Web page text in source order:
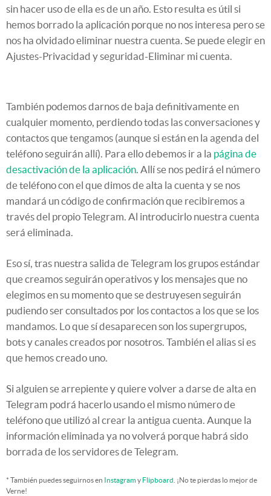
sin hacer uso de ella es de un año. Esto resulta es útil si
hemos borrado la aplicación porque no nos interesa pero se
nos ha olvidado eliminar nuestra cuenta. Se puede elegir en
Ajustes-Privacidad y seguridad-Eliminar mi cuenta.
También podemos darnos de baja definitivamente en
cualquier momento, perdiendo todas las conversaciones y
contactos que tengamos (aunque si están en la agenda del
teléfono seguirán allí). Para ello debemos ir a la página de
desactivación de la aplicación. Allí se nos pedirá el número
de teléfono con el que dimos de alta la cuenta y se nos
mandará un código de confirmación que recibiremos a
través del propio Telegram. Al introducirlo nuestra cuenta
será eliminada.
Eso sí, tras nuestra salida de Telegram los grupos estándar
que creamos seguirán operativos y los mensajes que no
elegimos en su momento que se destruyesen seguirán
pudiendo ser consultados por los contactos a los que se los
mandamos. Lo que sí desaparecen son los supergrupos,
bots y canales creados por nosotros. También el alias si es
que hemos creado uno.
Si alguien se arrepiente y quiere volver a darse de alta en
Telegram podrá hacerlo usando el mismo número de
teléfono que utilizó al crear la antigua cuenta. Aunque la
información eliminada ya no volverá porque habrá sido
borrada de los servidores de Telegram.
* También puedes seguirnos en Instagramy Flipboard . ¡No te pierdas lo mejor de
Verne!